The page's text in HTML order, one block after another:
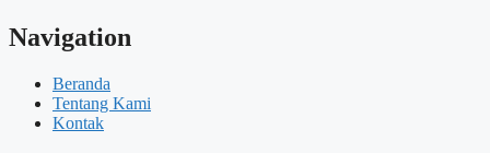
Navigation
Beranda
Tentang Kami
Kontak